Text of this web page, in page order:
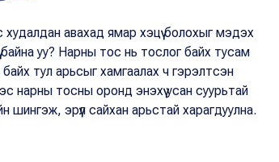
авахад ямар хэцүү болохыг мэдэх
байна уу? Нарны тос нь тослог байх тусам
тул арьсыг хамгаалах ч гэрэлтсэн
нарны тосны оронд энэхүү усан суурьтай
эрүүл сайхан арьстай харагдуулна.